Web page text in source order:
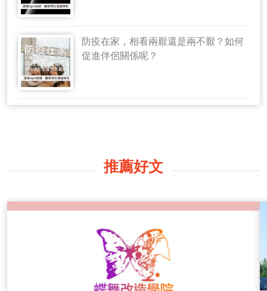
防疫在家，相看兩厭還是兩不厭？如何
促進伴侶關係呢？
推薦好文